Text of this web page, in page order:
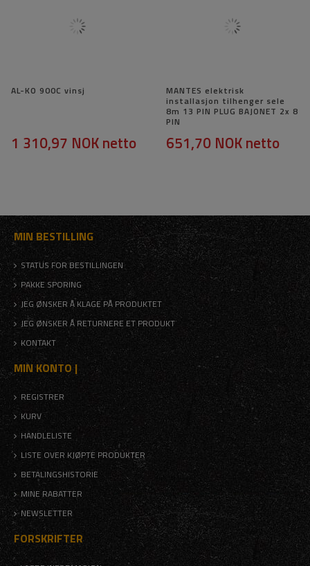
AL-KO 900C vinsj
1 310,97 NOKnetto
MANTES elektrisk
installasjon tilhenger sele
8m 13 PIN PLUG BAJONET 2x 8
PIN
651,70 NOKnetto
MIN BESTILLING
STATUS FOR BESTILLINGEN
PAKKE SPORING
JEG ØNSKER Å KLAGE PÅ PRODUKTET
JEG ØNSKER Å RETURNERE ET PRODUKT
KONTAKT
MIN KONTO |
REGISTRER
KURV
HANDLELISTE
LISTE OVER KJØPTE PRODUKTER
BETALINGSHISTORIE
MINE RABATTER
NEWSLETTER
FORSKRIFTER